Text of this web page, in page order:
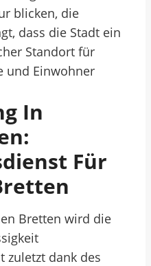
blicken, die
dass die Stadt ein
Standort für
und Einwohner
In
Für
Bretten wird die
zuletzt dank des